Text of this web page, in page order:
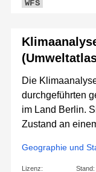
WFS
Die
durchgeführten
im Land Berlin.
Zustand an
Geographie und
Lizenz: Stand: